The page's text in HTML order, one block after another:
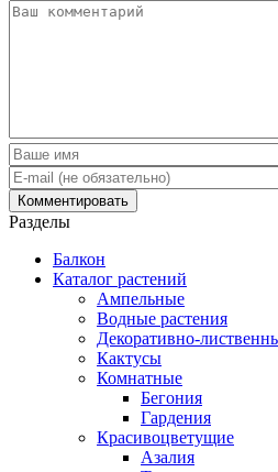
Разделы
Балкон
Каталог растений
Ампельные
Водные растения
Декоративно-
Кактусы
Комнатные
Бегония
Гардения
Красивоцветущие
Азалия